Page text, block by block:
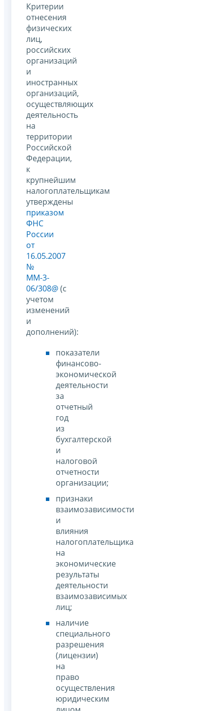
Критерии
отнесения
физических
лиц,
российских
организаций
и
иностранных
организаций,
осуществляющих
деятельность
на
территории
Российской
Федерации,
к
крупнейшим
налогоплательщикам
утверждены
приказом
ФНС
России
от
16.05.2007
№
ММ-3-
06/308@(с
учетом
изменений
и
дополнений):
показатели
финансово-
экономической
деятельности
за
отчетный
год
из
бухгалтерской
и
налоговой
отчетности
организации;
признаки
взаимозависимости
и
влияния
налогоплательщика
на
экономические
результаты
деятельности
взаимозависимых
лиц;
наличие
специального
разрешения
(лицензии)
на
право
осуществления
юридическим